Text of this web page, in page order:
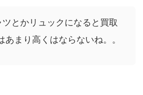
とかリュックになると買取
あまり高くはならないね。。